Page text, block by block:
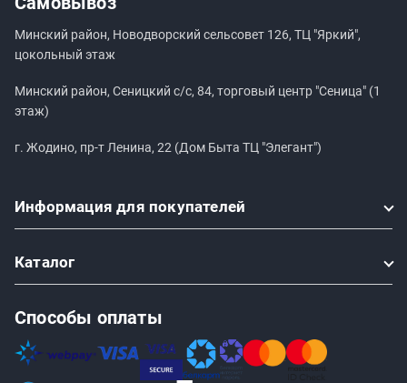
Минский район, Новодворский сельсовет 126, ТЦ "Яркий",
цокольный этаж
Минский район, Сеницкий с/с, 84, торговый центр "Сеница" (1
этаж)
г. Жодино, пр-т Ленина, 22 (Дом Быта ТЦ "Элегант")
Информация для покупателей
Каталог
Способы оплаты